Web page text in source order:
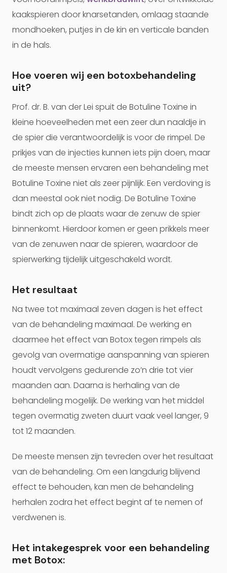
kaakspieren door knarsetanden, omlaag staande
mondhoeken, putjes in de kin en verticale banden
in de hals.
Hoe voeren wij een botoxbehandeling
uit?
Prof. dr. B. van der Lei spuit de Botuline Toxine in
kleine hoeveelheden met een zeer dun naaldje in
de spier die verantwoordelijk is voor de rimpel. De
prikjes van de injecties kunnen iets pijn doen, maar
de meeste mensen ervaren een behandeling met
Botuline Toxine niet als zeer pijnlijk. Een verdoving is
dan meestal ook niet nodig. De Botuline Toxine
bindt zich op de plaats waar de zenuw de spier
binnenkomt. Hierdoor komen er geen prikkels meer
van de zenuwen naar de spieren, waardoor de
spierwerking tijdelijk uitgeschakeld wordt.
Het resultaat
Na twee tot maximaal zeven dagen is het effect
van de behandeling maximaal. De werking en
daarmee het effect van Botox tegen rimpels als
gevolg van overmatige aanspanning van spieren
houdt vervolgens gedurende zo’n drie tot vier
maanden aan. Daarna is herhaling van de
behandeling mogelijk. De werking van het middel
tegen overmatig zweten duurt vaak veel langer, 9
tot 12 maanden.
De meeste mensen zijn tevreden over het resultaat
van de behandeling. Om een langdurig blijvend
effect te behouden, kan men de behandeling
herhalen zodra het effect begint af te nemen of
verdwenen is.
Het intakegesprek voor een behandeling
met Botox: